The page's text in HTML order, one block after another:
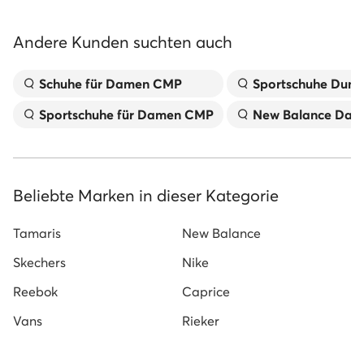
Andere Kunden suchten auch
Schuhe für Damen CMP
Sportschuhe für Damen CMP
Sportschuhe
New Balance
Beliebte Marken in dieser Kategorie
Tamaris
New Balance
Skechers
Nike
Reebok
Caprice
Vans
Rieker